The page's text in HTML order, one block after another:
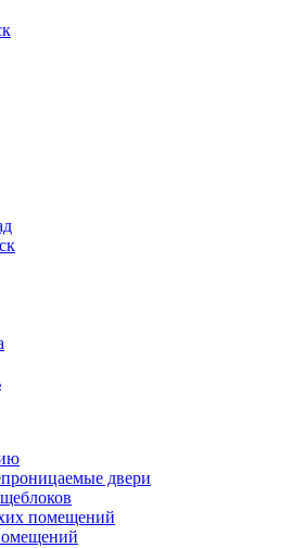
двери
помещений